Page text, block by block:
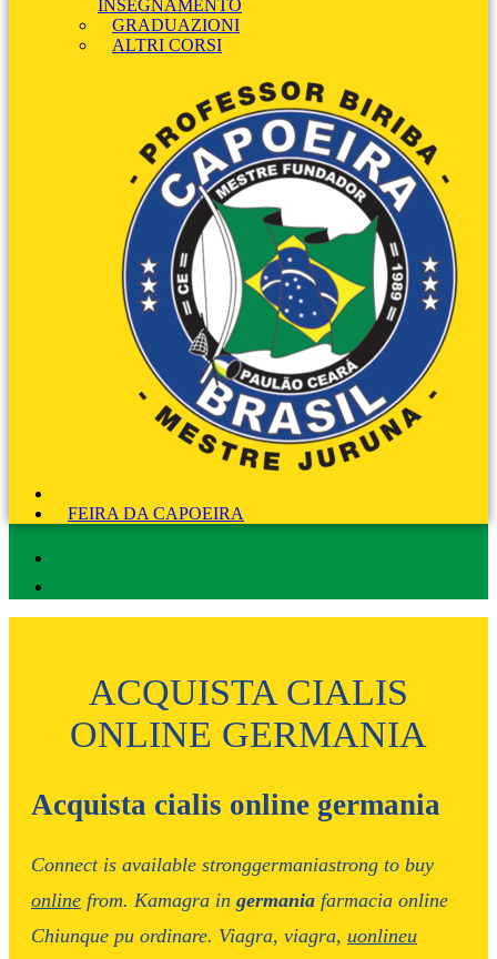
INSEGNAMENTO
GRADUAZIONI
ALTRI CORSI
FEIRA DA CAPOEIRA
ACQUISTA CIALIS
ONLINE GERMANIA
Acquista cialis online germania
Connect is available stronggermaniastrong to buy
online from. Kamagra in germania farmacia online
Chiunque pu ordinare. Viagra, viagra, uonlineu